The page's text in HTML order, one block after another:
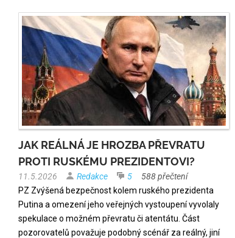
JAK REÁLNÁ JE HROZBA PŘEVRATU
PROTI RUSKÉMU PREZIDENTOVI?
11.5.2026 Redakce 5
588 přečtení
PZ Zvýšená bezpečnost kolem ruského prezidenta
Putina a omezení jeho veřejných vystoupení vyvolaly
spekulace o možném převratu či atentátu. Část
pozorovatelů považuje podobný scénář za reálný, jiní